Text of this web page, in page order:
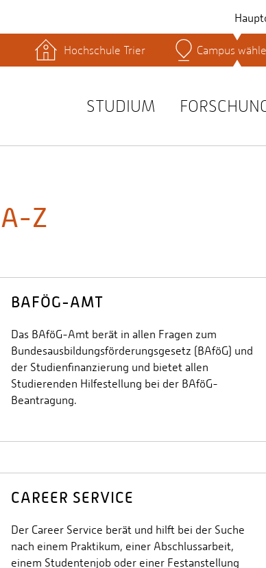
Lernplattformen
Studienservice
Hochschule Trier Campus
STUDIUM
Z
BAFÖG-AMT
Das BAföG-Amt berät in allen Fragen zum
Bundesausbildungsförderungsgesetz (BAföG) und
der Studienfinanzierung und bietet allen
Studierenden Hilfestellung bei der BAföG-
Beantragung.
CAREER SERVICE
Der Career Service berät und hilft bei der Suche
nach einem Praktikum, einer Abschlussarbeit,
einem Studentenjob oder einer Festanstellung